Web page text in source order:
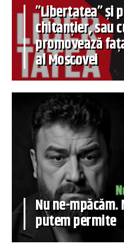
”Libertatea” și
chitanțier, sau
promovează
al Moscovei
Nu ne-
putem permite